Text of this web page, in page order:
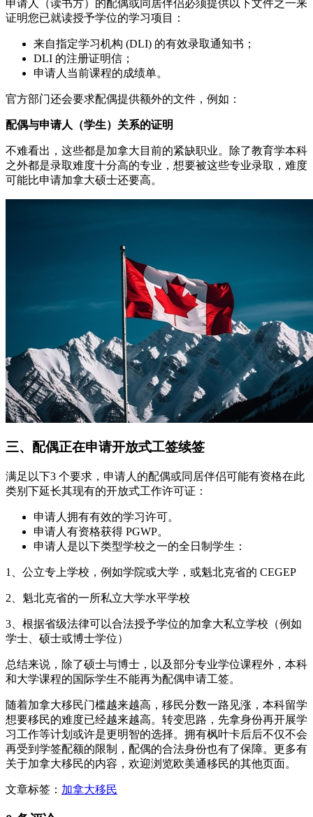
申请人（读书方）的配偶或同居伴侣必须提供以下文件之一来
证明您已就读授予学位的学习项目：
来自指定学习机构 (DLI) 的有效录取通知书；
DLI 的注册证明信；
申请人当前课程的成绩单。
官方部门还会要求配偶提供额外的文件，例如：
配偶与申请人（学生）关系的证明
不难看出，这些都是加拿大目前的紧缺职业。除了教育学本科
之外都是录取难度十分高的专业，想要被这些专业录取，难度
可能比申请加拿大硕士还要高。
三、配偶正在申请开放式工签续签
满足以下3 个要求，申请人的配偶或同居伴侣可能有资格在此
类别下延长其现有的开放式工作许可证：
申请人拥有有效的学习许可。
申请人有资格获得 PGWP。
申请人是以下类型学校之一的全日制学生：
1、公立专上学校，例如学院或大学，或魁北克省的 CEGEP
2、魁北克省的一所私立大学水平学校
3、根据省级法律可以合法授予学位的加拿大私立学校（例如
学士、硕士或博士学位）
总结来说，除了硕士与博士，以及部分专业学位课程外，本科
和大学课程的国际学生不能再为配偶申请工签。
随着加拿大移民门槛越来越高，移民分数一路见涨，本科留学
想要移民的难度已经越来越高。转变思路，先拿身份再开展学
习工作等计划或许是更明智的选择。拥有枫叶卡后后不仅不会
再受到学签配额的限制，配偶的合法身份也有了保障。更多有
关于加拿大移民的内容，欢迎浏览欧美通移民的其他页面。
文章标签： 加拿大移民